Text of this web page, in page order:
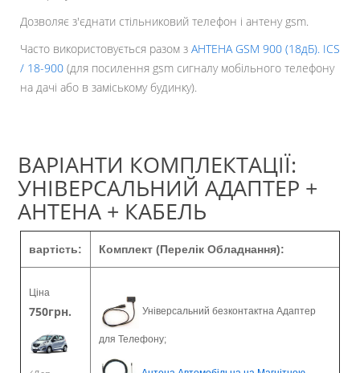
Дозволяє з'єднати стільниковий телефон і антену gsm.
Часто використовується разом з АНТЕНА GSM 900 (18дБ). ICS
/ 18-900 (для посилення gsm сигналу мобільного телефону
на дачі або в заміському будинку).
ВАРІАНТИ КОМПЛЕКТАЦІЇ:
УНІВЕРСАЛЬНИЙ АДАПТЕР +
АНТЕНА + КАБЕЛЬ
вартість: Комплект (Перелік Обладнання):
Ціна
750грн. Універсальний безконтактна Адаптер
для Телефону;